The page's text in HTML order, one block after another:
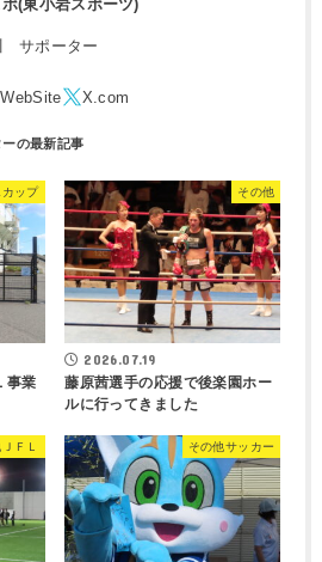
(東小岩スポーツ)
サポーター
ップ
事業
その他
2026.07.19
藤原茜選手の応援で後楽園ホー
ルに行ってきました
ＦＬ その他サッカー